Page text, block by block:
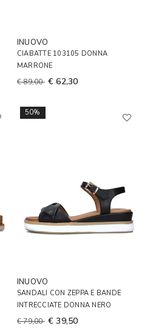
INUOVO
CIABATTE 103105 DONNA
MARRONE
€ 89,00 € 62,30
50%
INUOVO
SANDALI CON ZEPPA E BANDE
INTRECCIATE DONNA NERO
€ 79,00 € 39,50